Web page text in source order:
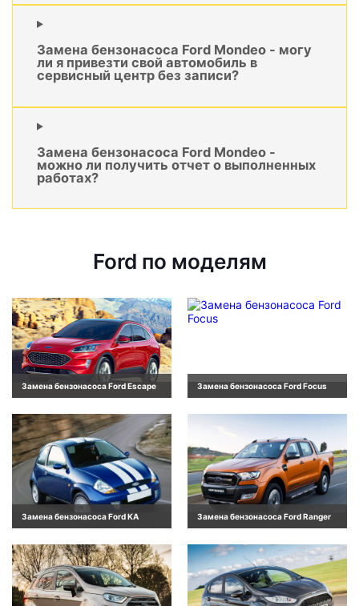
Замена бензонасоса Ford Mondeo - могу
ли я привезти свой автомобиль в
сервисный центр без записи?
Замена бензонасоса Ford Mondeo -
можно ли получить отчет о выполненных
работах?
Ford по моделям
Замена бензонасоса Ford Escape Замена бензонасоса Ford Focus
Замена бензонасоса Ford KA Замена бензонасоса Ford Ranger